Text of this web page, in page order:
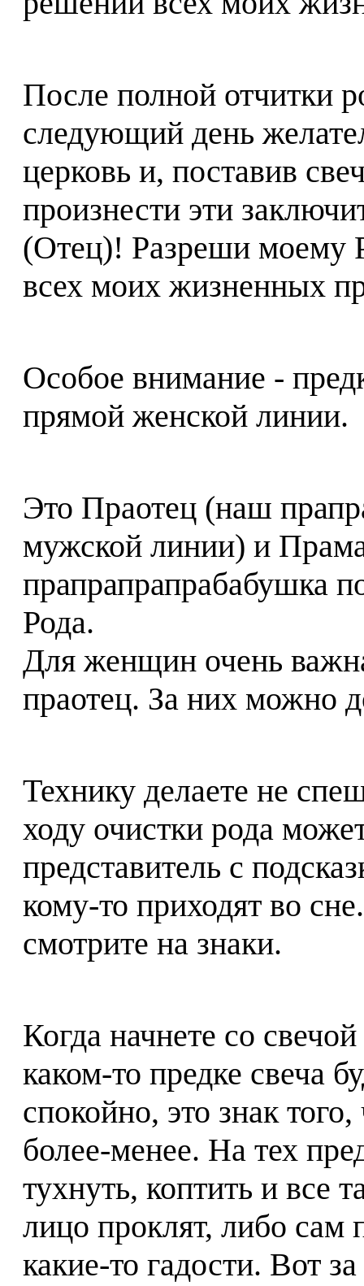
После полной отчитки
следующий день
церковь и, поставив
произнести эти
(Отец)! Разреши моему
всех моих жизненных
Особое внимание -
прямой женской линии.
Это Праотец (наш
мужской линии) и
прапрапрапрабабушка
Рода.
Для женщин очень
праотец. За них можно
Технику делаете не
ходу очистки рода
представитель с
кому-то приходят во
смотрите на знаки.
Когда начнете со
каком-то предке свеча
спокойно, это знак
более-менее. На тех
тухнуть, коптить и все
лицо проклят, либо сам
какие-то гадости. Вот